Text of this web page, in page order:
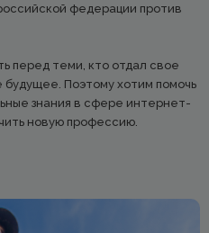
федерации против
перед теми, кто отдал свое
будущее. Поэтому хотим помочь
знания в сфере интернет-
новую профессию.